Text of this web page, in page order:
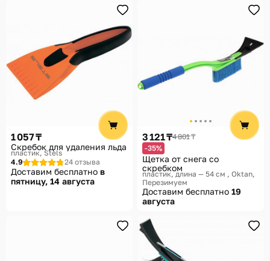
1 057 ₸
Скребок для удаления льда
пластик Stels
4.9
24 отзыва
Доставим бесплатно в
пятницу, 14 августа
3 121 ₸4 801 ₸
-35%
Щетка от снега со
скребком
пластик, длина — 54 см
Oktan,
Перезимуем
Доставим бесплатно 19
августа